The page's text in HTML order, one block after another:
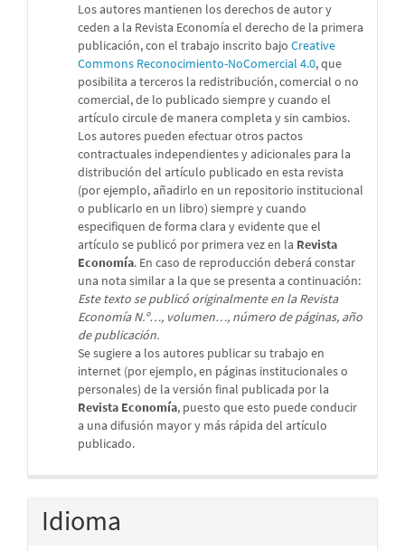
Los autores mantienen los derechos de autor y
ceden a la Revista Economía el derecho de la primera
publicación, con el trabajo inscrito bajo Creative
Commons Reconocimiento-NoComercial 4.0, que
posibilita a terceros la redistribución, comercial o no
comercial, de lo publicado siempre y cuando el
artículo circule de manera completa y sin cambios.
Los autores pueden efectuar otros pactos
contractuales independientes y adicionales para la
distribución del artículo publicado en esta revista
(por ejemplo, añadirlo en un repositorio institucional
o publicarlo en un libro) siempre y cuando
especifiquen de forma clara y evidente que el
artículo se publicó por primera vez en la Revista
Economía. En caso de reproducción deberá constar
una nota similar a la que se presenta a continuación:
Este texto se publicó originalmente en la Revista
Economía N.º…, volumen…, número de páginas, año
de publicación.
Se sugiere a los autores publicar su trabajo en
internet (por ejemplo, en páginas institucionales o
personales) de la versión final publicada por la
Revista Economía, puesto que esto puede conducir
a una difusión mayor y más rápida del artículo
publicado.
Idioma